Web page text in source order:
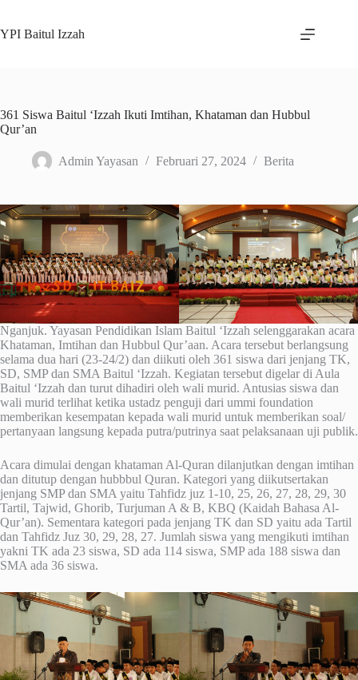
content
YPI Baitul Izzah
361 Siswa Baitul ‘Izzah Ikuti Imtihan, Khataman dan Hubbul
Qur’an
Admin Yayasan Februari 27, 2024 Berita
Nganjuk. Yayasan Pendidikan Islam Baitul ‘Izzah selenggarakan acara
Khataman, Imtihan dan Hubbul Qur’aan. Acara tersebut berlangsung
selama dua hari (23-24/2) dan diikuti oleh 361 siswa dari jenjang TK,
SD, SMP dan SMA Baitul ‘Izzah. Kegiatan tersebut digelar di Aula
Baitul ‘Izzah dan turut dihadiri oleh wali murid. Antusias siswa dan
wali murid terlihat ketika ustadz penguji dari ummi foundation
memberikan kesempatan kepada wali murid untuk memberikan soal/
pertanyaan langsung kepada putra/putrinya saat pelaksanaan uji publik.
Acara dimulai dengan khataman Al-Quran dilanjutkan dengan imtihan
dan ditutup dengan hubbbul Quran. Kategori yang diikutsertakan
jenjang SMP dan SMA yaitu Tahfidz juz 1-10, 25, 26, 27, 28, 29, 30
Tartil, Tajwid, Ghorib, Turjuman A & B, KBQ (Kaidah Bahasa Al-
Qur’an). Sementara kategori pada jenjang TK dan SD yaitu ada Tartil
dan Tahfidz Juz 30, 29, 28, 27. Jumlah siswa yang mengikuti imtihan
yakni TK ada 23 siswa, SD ada 114 siswa, SMP ada 188 siswa dan
SMA ada 36 siswa.